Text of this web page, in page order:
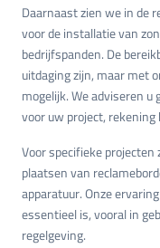
Daarnaast zien we in de
voor de installatie van
bedrijfspanden. De
uitdaging zijn, maar met
mogelijk. We adviseren
voor uw project,
Voor specifieke
plaatsen van
apparatuur. Onze
essentieel is, vooral in
regelgeving.